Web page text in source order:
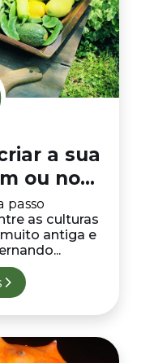
a sua
ou no
passo
as culturas
antiga e